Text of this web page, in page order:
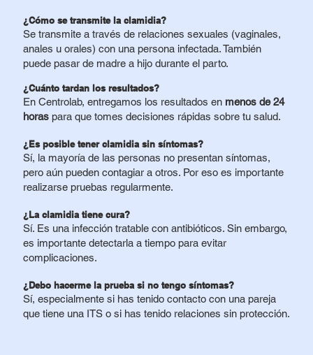
¿Cómo se transmite la clamidia?
Se transmite a través de relaciones sexuales (vaginales,
anales u orales) con una persona infectada. También
puede pasar de madre a hijo durante el parto.
¿Cuánto tardan los resultados?
En Centrolab, entregamos los resultados en menos de 24
horaspara que tomes decisiones rápidas sobre tu salud.
¿Es posible tener clamidia sin síntomas?
Sí, la mayoría de las personas no presentan síntomas,
pero aún pueden contagiar a otros. Por eso es importante
realizarse pruebas regularmente.
¿La clamidia tiene cura?
Sí. Es una infección tratable con antibióticos. Sin embargo,
es importante detectarla a tiempo para evitar
complicaciones.
¿Debo hacerme la prueba si no tengo síntomas?
Sí, especialmente si has tenido contacto con una pareja
que tiene una ITS o si has tenido relaciones sin protección.